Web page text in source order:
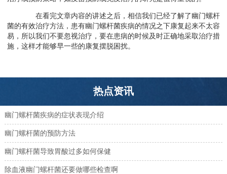
在看完文章内容的讲述之后，相信我们已经了解了幽门螺杆
菌的有效治疗方法，患有幽门螺杆菌疾病的情况之下康复起来不太容
易，所以我们不要忽视治疗，要在患病的时候及时正确地采取治疗措
施，这样才能够早一些的康复摆脱困扰。
热点资讯
幽门螺杆菌疾病的症状表现介绍
幽门螺杆菌的预防方法
幽门螺杆菌导致胃酸过多如何保健
除血液幽门螺杆菌还要做哪些检查啊